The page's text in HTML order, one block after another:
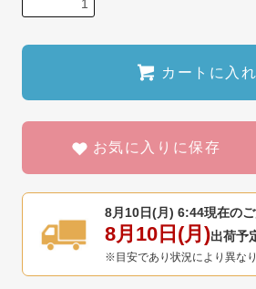
カートに入
お気に入りに保存
8月10日(月) 6:44現在の
8月10日(月)出荷予
※目安であり状況により異な